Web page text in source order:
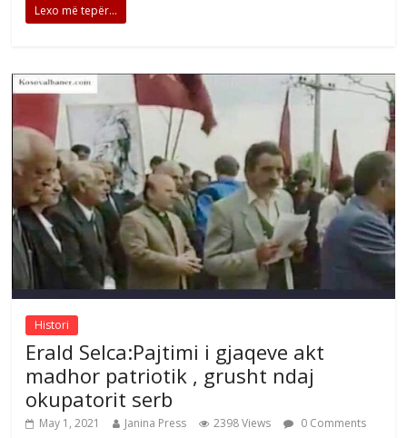
Lexo më tepër...
Histori
Erald Selca:Pajtimi i gjaqeve akt
madhor patriotik , grusht ndaj
okupatorit serb
May 1, 2021 Janina Press 2398 Views 0 Comments